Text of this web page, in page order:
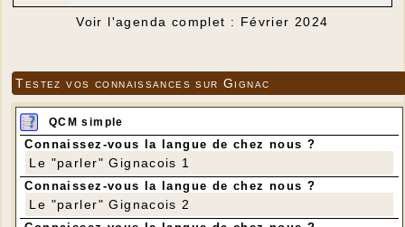
Voir l'agenda complet : Février 2024
Testez vos connaissances sur Gignac
QCM simple
Connaissez-vous la langue de chez nous ?
Le "parler" Gignacois 1
Connaissez-vous la langue de chez nous ?
Le "parler" Gignacois 2